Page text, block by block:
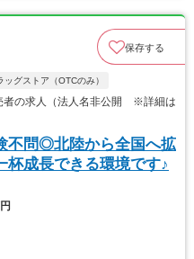
保存する
ッグストア（OTCのみ）
者の求人（法人名非公開 ※詳細は
不問◎北陸から全国へ拡
杯成長できる環境です♪